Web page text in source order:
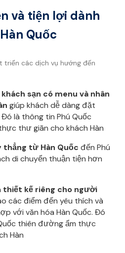
và tiện lợi dành
Quốc
triển các dịch vụ hướng đến
khách sạn có menu và nhân
giúp khách dễ dàng đặt
là thông tin Phú Quốc
thư giãn cho khách Hàn
thẳng từ Hàn Quốc đến Phú
di chuyển thuận tiện hơn
thiết kế riêng cho người
các điểm đến yêu thích và
với văn hóa Hàn Quốc. Đó
thiên đường ẩm thực
Hàn